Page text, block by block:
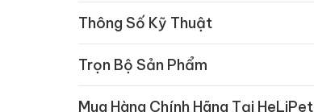
Thông Số Kỹ Thuật
Trọn Bộ Sản Phẩm
Mua Hàng Chính Hãng Tại HeLiPet